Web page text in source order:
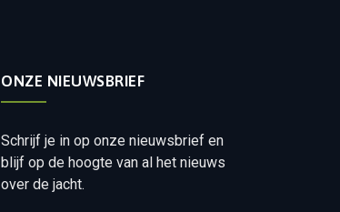
ONZE NIEUWSBRIEF
Schrijf je in op onze nieuwsbrief en
blijf op de hoogte van al het nieuws
over de jacht.